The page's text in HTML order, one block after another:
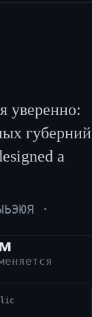
уверенно:
губерний
a
·